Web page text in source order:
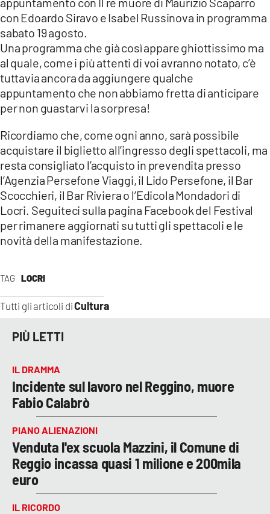
TAG LOCRI
Tutti gli articoli diCultura
con Edoardo Siravo e Isabel Russinova in programma
sabato 19 agosto.
Una programma che già così appare ghiottissimo ma
al quale, come i più attenti di voi avranno notato, c’è
tuttavia ancora da aggiungere qualche
appuntamento che non abbiamo fretta di anticipare
per non guastarvi la sorpresa!
Ricordiamo che, come ogni anno, sarà possibile
acquistare il biglietto all’ingresso degli spettacoli, ma
resta consigliato l’acquisto in prevendita presso
l’Agenzia Persefone Viaggi, il Lido Persefone, il Bar
Scocchieri, il Bar Riviera o l’Edicola Mondadori di
Locri. Seguiteci sulla pagina Facebook del Festival
per rimanere aggiornati su tutti gli spettacoli e le
novità della manifestazione.
PIÙ LETTI
IL DRAMMA
Incidente sul lavoro nel Reggino, muore
Fabio Calabrò
PIANO ALIENAZIONI
Venduta l'ex scuola Mazzini, il Comune di
Reggio incassa quasi 1 milione e 200mila
euro
IL RICORDO